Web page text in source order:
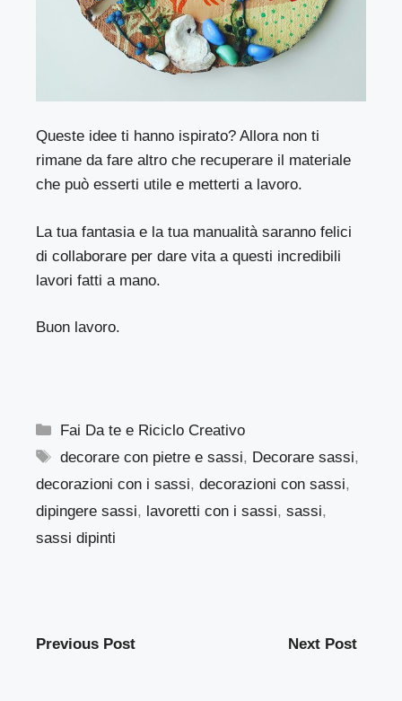
Queste idee ti hanno ispirato? Allora non ti
rimane da fare altro che recuperare il materiale
che può esserti utile e metterti a lavoro.
La tua fantasia e la tua manualità saranno felici
di collaborare per dare vita a questi incredibili
lavori fatti a mano.
Buon lavoro.
Categorie
Fai Da te e Riciclo Creativo
Tag
decorare con pietre e sassi, Decorare sassi,
decorazioni con i sassi, decorazioni con sassi,
dipingere sassi, lavoretti con i sassi, sassi,
sassi dipinti
Previous Post Next Post